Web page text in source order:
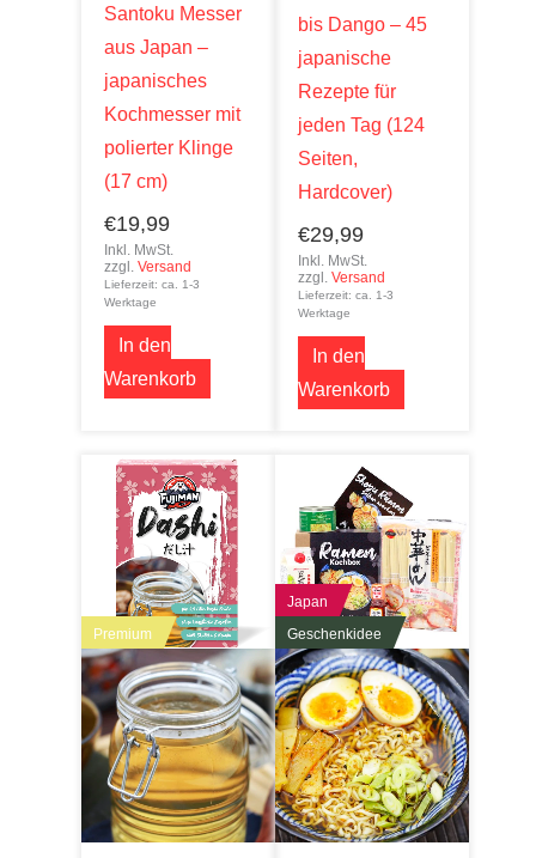
Santoku Messer
aus Japan –
japanisches
Kochmesser mit
polierter Klinge
(17 cm)
€19,99
Inkl. MwSt.
zzgl.Versand
Lieferzeit: ca. 1-3
Werktage
In den
Warenkorb
bis Dango – 45
japanische
Rezepte für
jeden Tag (124
Seiten,
Hardcover)
€29,99
Inkl. MwSt.
zzgl.Versand
Lieferzeit: ca. 1-3
Werktage
In den
Warenkorb
Premium
Japan
Geschenkidee